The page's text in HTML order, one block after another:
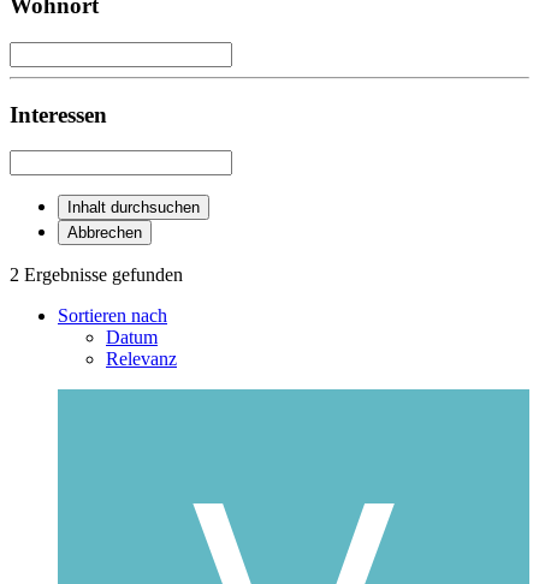
Wohnort
Interessen
Inhalt durchsuchen
Abbrechen
2 Ergebnisse gefunden
Sortieren nach
Datum
Relevanz